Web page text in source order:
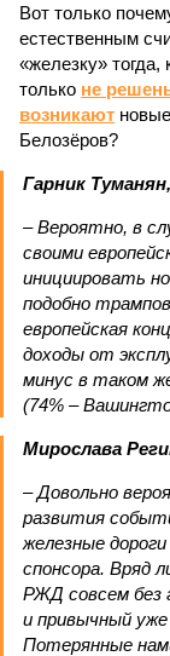
Вот только
естественным
«железку» тогда,
только не
возникают
Белозёров?
Гарник
– Вероятно, в
своими
инициировать
подобно
европейская
доходы от
минус в таком
(74% –
Мирослава
– Довольно
развития
железные
спонсора. Вряд
РЖД совсем без
и привычный
Потерянные